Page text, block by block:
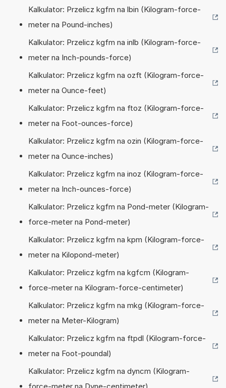
Kalkulator: Przelicz kgfm na lbin (Kilogram-force-
meter na Pound-inches)
Kalkulator: Przelicz kgfm na inlb (Kilogram-force-
meter na Inch-pounds-force)
Kalkulator: Przelicz kgfm na ozft (Kilogram-force-
meter na Ounce-feet)
Kalkulator: Przelicz kgfm na ftoz (Kilogram-force-
meter na Foot-ounces-force)
Kalkulator: Przelicz kgfm na ozin (Kilogram-force-
meter na Ounce-inches)
Kalkulator: Przelicz kgfm na inoz (Kilogram-force-
meter na Inch-ounces-force)
Kalkulator: Przelicz kgfm na Pond-meter (Kilogram-
force-meter na Pond-meter)
Kalkulator: Przelicz kgfm na kpm (Kilogram-force-
meter na Kilopond-meter)
Kalkulator: Przelicz kgfm na kgfcm (Kilogram-
force-meter na Kilogram-force-centimeter)
Kalkulator: Przelicz kgfm na mkg (Kilogram-force-
meter na Meter-Kilogram)
Kalkulator: Przelicz kgfm na ftpdl (Kilogram-force-
meter na Foot-poundal)
Kalkulator: Przelicz kgfm na dyncm (Kilogram-
force-meter na Dyne-centimeter)